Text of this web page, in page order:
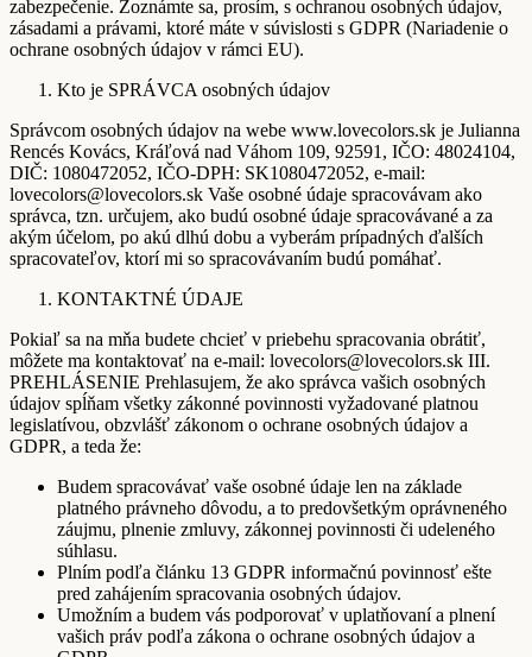
zabezpečenie. Zoznámte sa, prosím, s ochranou osobných údajov,
zásadami a právami, ktoré máte v súvislosti s GDPR (Nariadenie o
ochrane osobných údajov v rámci EU).
Kto je SPRÁVCA osobných údajov
Správcom osobných údajov na webe www.lovecolors.sk je Julianna
Rencés Kovács, Kráľová nad Váhom 109, 92591, IČO: 48024104,
DIČ: 1080472052, IČO-DPH: SK1080472052, e-mail:
lovecolors@lovecolors.sk Vaše osobné údaje spracovávam ako
správca, tzn. určujem, ako budú osobné údaje spracovávané a za
akým účelom, po akú dlhú dobu a vyberám prípadných ďalších
spracovateľov, ktorí mi so spracovávaním budú pomáhať.
KONTAKTNÉ ÚDAJE
Pokiaľ sa na mňa budete chcieť v priebehu spracovania obrátiť,
môžete ma kontaktovať na e-mail: lovecolors@lovecolors.sk III.
PREHLÁSENIE Prehlasujem, že ako správca vašich osobných
údajov spĺňam všetky zákonné povinnosti vyžadované platnou
legislatívou, obzvlášť zákonom o ochrane osobných údajov a
GDPR, a teda že:
Budem spracovávať vaše osobné údaje len na základe
platného právneho dôvodu, a to predovšetkým oprávneného
záujmu, plnenie zmluvy, zákonnej povinnosti či udeleného
súhlasu.
Plním podľa článku 13 GDPR informačnú povinnosť ešte
pred zahájením spracovania osobných údajov.
Umožním a budem vás podporovať v uplatňovaní a plnení
vašich práv podľa zákona o ochrane osobných údajov a